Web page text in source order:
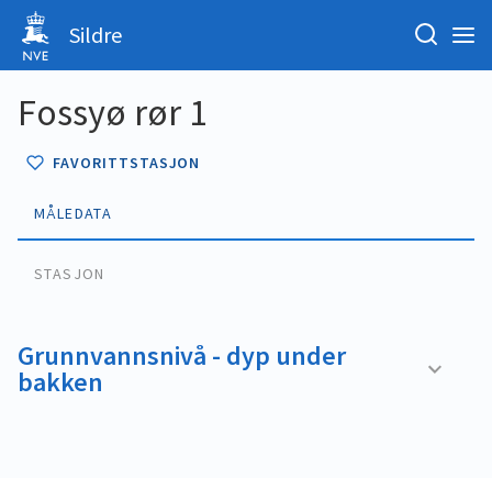
Sildre
Fossyø rør 1
FAVORITTSTASJON
MÅLEDATA
STASJON
Grunnvannsnivå - dyp under
bakken